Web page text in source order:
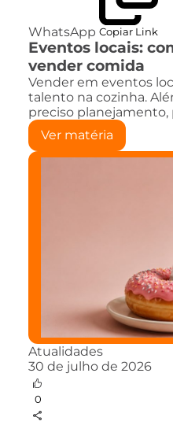
WhatsApp Copiar Link
Eventos locais:
vender comida
Vender em eventos
talento na cozinha.
preciso planejamento,
Ver matéria
Atualidades
30 de julho de 2026
0